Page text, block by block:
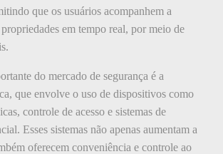
que os usuários acompanhem a
propriedades em tempo real, por meio de
do mercado de segurança é a
que envolve o uso de dispositivos como
controle de acesso e sistemas de
Esses sistemas não apenas aumentam a
oferecem conveniência e controle ao